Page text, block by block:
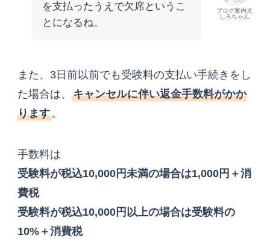
ブログ案内犬
しろちゃん
を支払ったうえで欠席というこ
とになるね。
また、3日前以前でも受験料の支払い手続きをし
た場合は、キャンセルに伴い返金手数料がかか
ります。
手数料は
受験料が税込10,000円未満の場合は1,000円＋消
費税
受験料が税込10,000円以上の場合は受験料の
10%＋消費税